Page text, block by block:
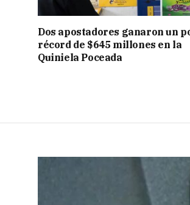
Dos apostadores ganaron un
récord de $645 millones en la
Quiniela Poceada